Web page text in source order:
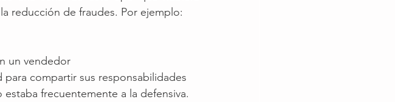
reducción de fraudes. Por ejemplo:
un vendedor
compartir sus responsabilidades
frecuentemente a la defensiva.